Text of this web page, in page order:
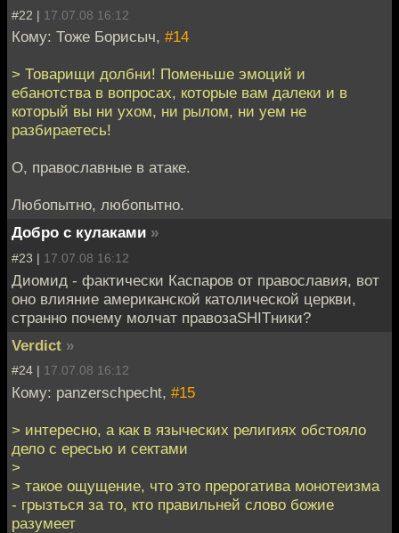
#22 | 17.07.08 16:12
Кому: Тоже Борисыч, #14
> Товарищи долбни! Поменьше эмоций и
ебанотства в вопросах, которые вам далеки и в
который вы ни ухом, ни рылом, ни уем не
разбираетесь!
О, православные в атаке.
Любопытно, любопытно.
Добро с кулаками »
#23 | 17.07.08 16:12
Диомид - фактически Каспаров от православия, вот
оно влияние американской католической церкви,
странно почему молчат правозаSHITники?
Verdict »
#24 | 17.07.08 16:12
Кому: panzerschpecht, #15
> интересно, а как в языческих религиях обстояло
дело с ересью и сектами
>
> такое ощущение, что это прерогатива монотеизма
- грызться за то, кто правильней слово божие
разумеет